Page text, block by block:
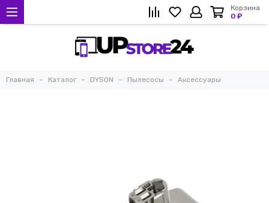
Корзина
0 ₽
Главная Каталог DYSON Пылесосы Аксессуары